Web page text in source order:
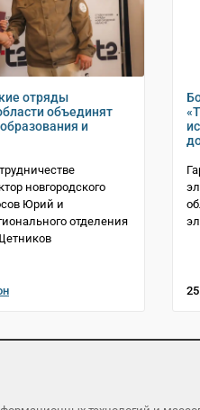
отряды
объединят
и
новгородского
Юрий и
отделения